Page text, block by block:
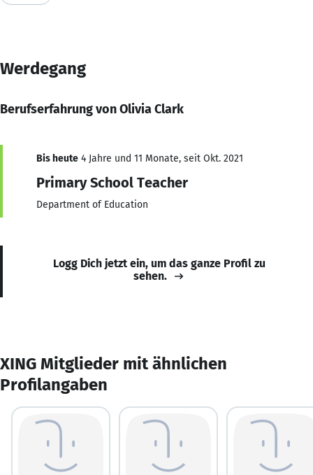
Werdegang
Berufserfahrung von Olivia Clark
Bis heute 4 Jahre und 11 Monate, seit Okt. 2021
Primary School Teacher
Department of Education
Logg Dich jetzt ein, um das ganze Profil zu
sehen.
XING Mitglieder mit ähnlichen
Profilangaben